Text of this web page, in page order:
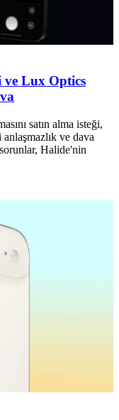
ve Lux Optics
satın alma isteği,
ve dava
Halide'nin